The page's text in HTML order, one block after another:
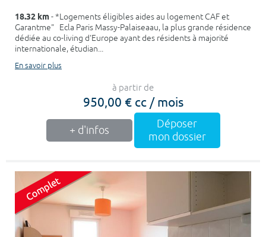
18.32 km- *Logements éligibles aides au logement CAF et
Garantme" Ecla Paris Massy-Palaiseaau, la plus grande résidence
dédiée au co-living d'Europe ayant des résidents à majorité
internationale, étudian...
En savoir plus
à partir de
950,00 € cc / mois
+ d'infos
Déposer
mon dossier